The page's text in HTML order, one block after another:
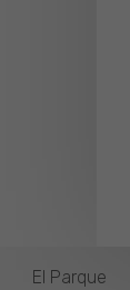
El Parque